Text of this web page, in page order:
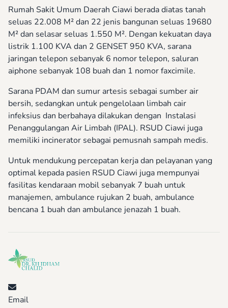
Rumah Sakit Umum Daerah Ciawi berada diatas tanah
seluas 22.008 M² dan 22 jenis bangunan seluas 19680
M² dan selasar seluas 1.550 M². Dengan kekuatan daya
listrik 1.100 KVA dan 2 GENSET 950 KVA, sarana
jaringan telepon sebanyak 6 nomor telepon, saluran
aiphone sebanyak 108 buah dan 1 nomor faxcimile.
Sarana PDAM dan sumur artesis sebagai sumber air
bersih, sedangkan untuk pengelolaan limbah cair
infeksius dan berbahaya dilakukan dengan Instalasi
Penanggulangan Air Limbah (IPAL). RSUD Ciawi juga
memiliki incinerator sebagai pemusnah sampah medis.
Untuk mendukung percepatan kerja dan pelayanan yang
optimal kepada pasien RSUD Ciawi juga mempunyai
fasilitas kendaraan mobil sebanyak 7 buah untuk
manajemen, ambulance rujukan 2 buah, ambulance
bencana 1 buah dan ambulance jenazah 1 buah.
Email